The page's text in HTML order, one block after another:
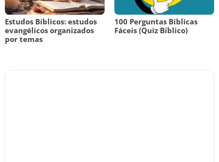
Estudos Bíblicos: estudos
evangélicos organizados
por temas
100 Perguntas Bíblicas
Fáceis (Quiz Bíblico)